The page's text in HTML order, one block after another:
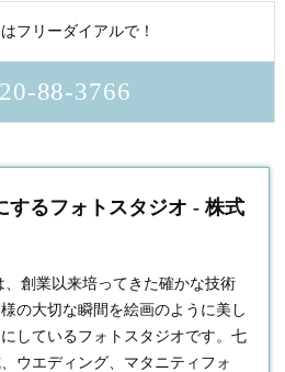
フリーダイアルで！
88-3766
するフォトスタジオ - 株式
創業以来培ってきた確かな技術
の大切な瞬間を絵画のように美し
しているフォトスタジオです。七
ウエディング、マタニティフォ